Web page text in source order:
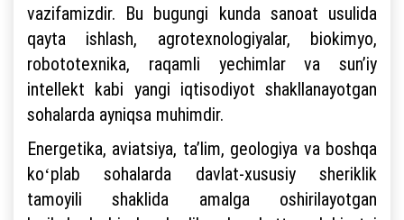
vazifamizdir. Bu bugungi kunda sanoat usulida
qayta ishlash, agrotexnologiyalar, biokimyo,
robototexnika, raqamli yechimlar va sunʼiy
intellekt kabi yangi iqtisodiyot shakllanayotgan
sohalarda ayniqsa muhimdir.
Energetika, aviatsiya, taʼlim, geologiya va boshqa
koʻplab sohalarda davlat-xususiy sheriklik
tamoyili shaklida amalga oshirilayotgan